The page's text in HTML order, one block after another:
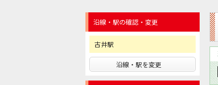
沿線・駅の確認・変更
古井駅
沿線・駅を変更